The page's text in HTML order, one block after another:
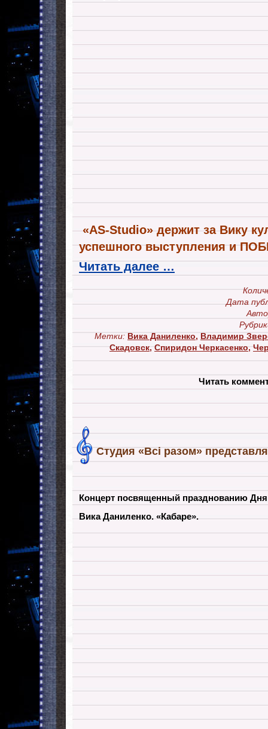
«AS-Studio» держит за Вику
успешного выступления и
Читать далее …
Дата
Метки: Вика Даниленко, Владимир
Скадовск,Спиридон Черкасенко,
Читать
Студия «Всі разом»
Концерт посвященный празднованию Дня
Вика Даниленко. «Кабаре».